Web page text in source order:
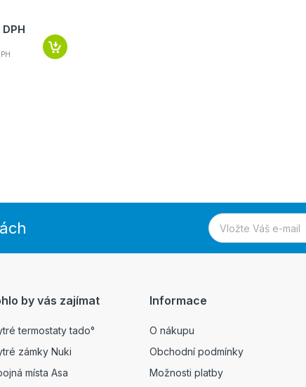
by vás zajímat
termostaty tado°
zámky Nuki
místa Asa
Informace
O nákupu
Obchodní podmínky
Možnosti platby